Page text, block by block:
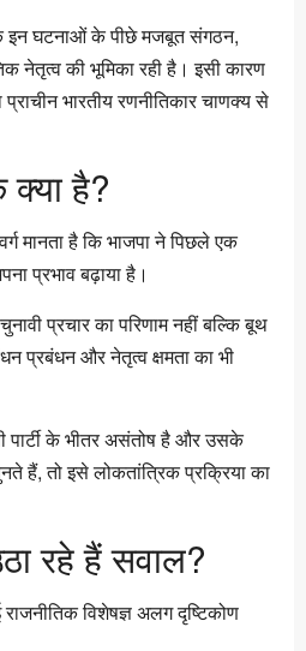
इन घटनाओं के पीछे मजबूत संगठन,
नेतृत्व की भूमिका रही है। इसी कारण
भारतीय रणनीतिकार चाणक्य से
क्या है?
मानता है कि भाजपा ने पिछले एक
प्रभाव बढ़ाया है।
प्रचार का परिणाम नहीं बल्कि बूथ
प्रबंधन और नेतृत्व क्षमता का भी
पार्टी के भीतर असंतोष है और उसके
हैं, तो इसे लोकतांत्रिक प्रक्रिया का
रहे हैं सवाल?
विशेषज्ञ अलग दृष्टिकोण